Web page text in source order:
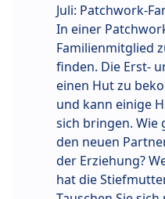
Juli: Patchwork-
In einer
Familienmitglied
finden. Die Erst-
einen Hut zu
und kann einige
sich bringen. Wie
den neuen
der Erziehung?
hat die